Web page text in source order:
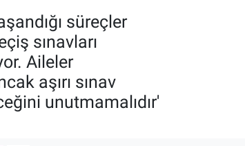
süreçler
sınavları
Aileler
aşırı sınav
unutmamalıdır'